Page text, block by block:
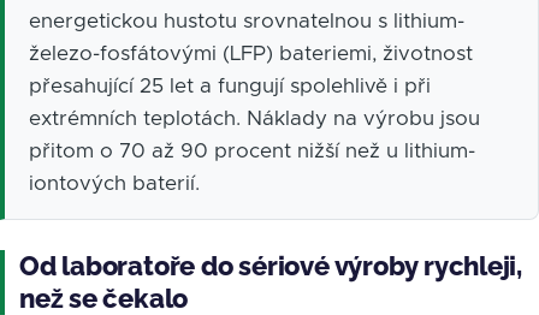
energetickou hustotu srovnatelnou s lithium-
železo-fosfátovými (LFP) bateriemi, životnost
přesahující 25 let a fungují spolehlivě i při
extrémních teplotách. Náklady na výrobu jsou
přitom o 70 až 90 procent nižší než u lithium-
iontových baterií.
Od laboratoře do sériové výroby rychleji,
než se čekalo